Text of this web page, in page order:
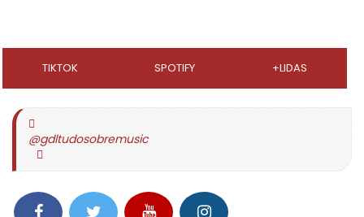
TIKTOK SPOTIFY +LIDAS
@gdltudosobremusic